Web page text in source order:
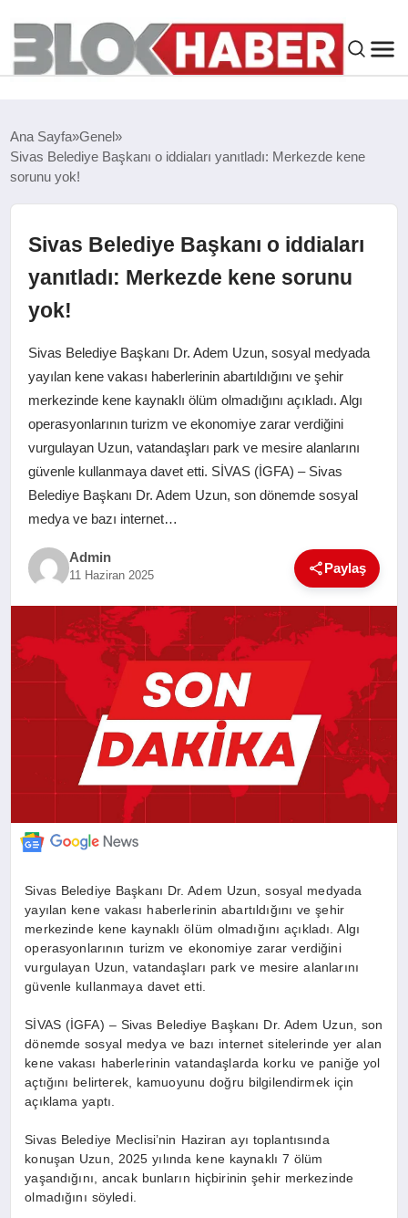
SIYASET
SPOR
EKONOMI
SAĞLIK
EĞITIM
Ana Sayfa Genel
Sivas Belediye Başkanı o iddiaları yanıtladı: Merkezde kene
sorunu yok!
Sivas Belediye Başkanı o iddiaları
yanıtladı: Merkezde kene sorunu
yok!
Sivas Belediye Başkanı Dr. Adem Uzun, sosyal medyada
yayılan kene vakası haberlerinin abartıldığını ve şehir
merkezinde kene kaynaklı ölüm olmadığını açıkladı. Algı
operasyonlarının turizm ve ekonomiye zarar verdiğini
vurgulayan Uzun, vatandaşları park ve mesire alanlarını
güvenle kullanmaya davet etti. SİVAS (İGFA) – Sivas
Belediye Başkanı Dr. Adem Uzun, son dönemde sosyal
medya ve bazı internet…
Admin
11 Haziran 2025 Paylaş
Sivas Belediye Başkanı Dr. Adem Uzun, sosyal medyada
yayılan kene vakası haberlerinin abartıldığını ve şehir
merkezinde kene kaynaklı ölüm olmadığını açıkladı. Algı
operasyonlarının turizm ve ekonomiye zarar verdiğini
vurgulayan Uzun, vatandaşları park ve mesire alanlarını
güvenle kullanmaya davet etti.
SİVAS (İGFA) – Sivas Belediye Başkanı Dr. Adem Uzun, son
dönemde sosyal medya ve bazı internet sitelerinde yer alan
kene vakası haberlerinin vatandaşlarda korku ve paniğe yol
açtığını belirterek, kamuoyunu doğru bilgilendirmek için
açıklama yaptı.
Sivas Belediye Meclisi’nin Haziran ayı toplantısında
konuşan Uzun, 2025 yılında kene kaynaklı 7 ölüm
yaşandığını, ancak bunların hiçbirinin şehir merkezinde
olmadığını söyledi.